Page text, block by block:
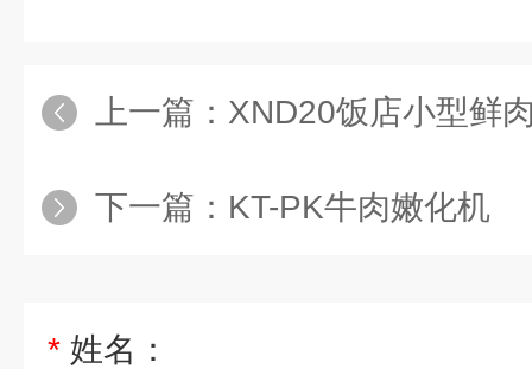
上一篇： XND20饭店小型鲜
下一篇： KT-PK牛肉嫩化机
* 姓名：